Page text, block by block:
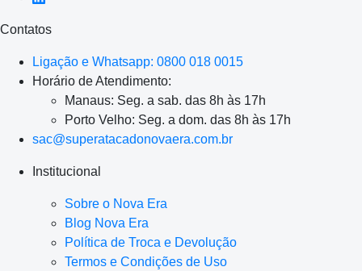
Contatos
Ligação e Whatsapp: 0800 018 0015
Horário de Atendimento:
Manaus: Seg. a sab. das 8h às 17h
Porto Velho: Seg. a dom. das 8h às 17h
sac@superatacadonovaera.com.br
Institucional
Sobre o Nova Era
Blog Nova Era
Política de Troca e Devolução
Termos e Condições de Uso